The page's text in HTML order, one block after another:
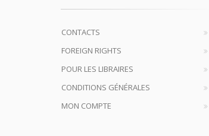
CONTACTS
FOREIGN RIGHTS
POUR LES LIBRAIRES
CONDITIONS GÉNÉRALES
MON COMPTE